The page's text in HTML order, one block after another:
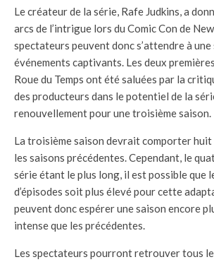
Le créateur de la série, Rafe Judkins, a
arcs de l’intrigue lors du Comic Con de
spectateurs peuvent donc s’attendre à une
événements captivants. Les deux
Roue du Temps ont été saluées par la
des producteurs dans le potentiel de la
renouvellement pour une troisième saison.
La troisième saison devrait comporter huit
les saisons précédentes. Cependant, le
série étant le plus long, il est possible que
d’épisodes soit plus élevé pour cette
peuvent donc espérer une saison encore
intense que les précédentes.
Les spectateurs pourront retrouver tous